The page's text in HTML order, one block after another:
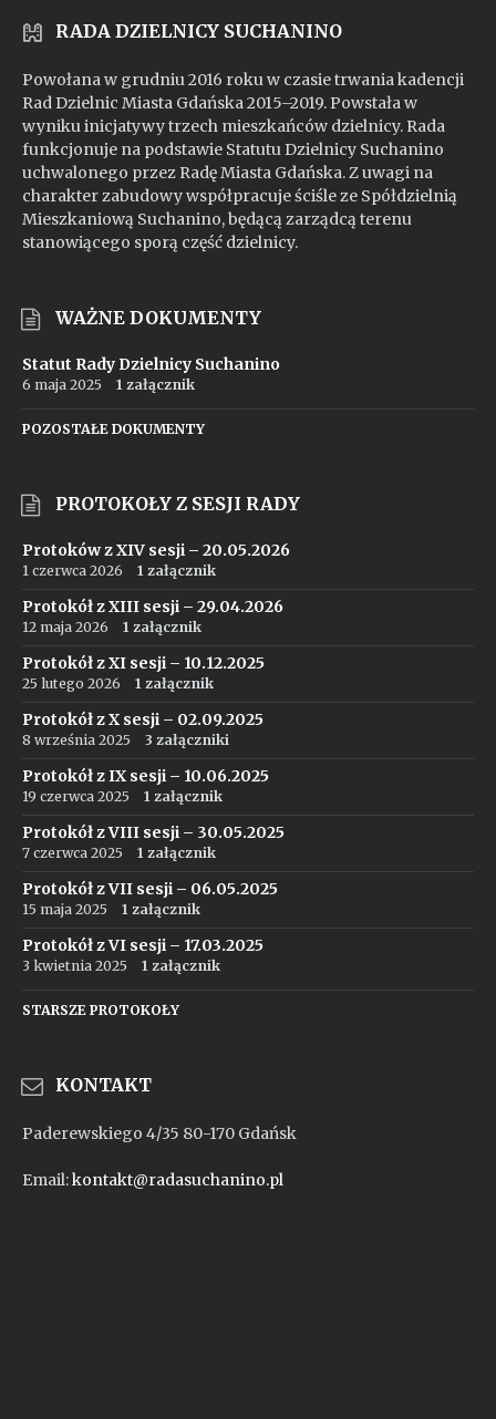
RADA DZIELNICY SUCHANINO
Powołana w grudniu 2016 roku w czasie trwania kadencji
Rad Dzielnic Miasta Gdańska 2015–2019. Powstała w
wyniku inicjatywy trzech mieszkańców dzielnicy. Rada
funkcjonuje na podstawie Statutu Dzielnicy Suchanino
uchwalonego przez Radę Miasta Gdańska. Z uwagi na
charakter zabudowy współpracuje ściśle ze Spółdzielnią
Mieszkaniową Suchanino, będącą zarządcą terenu
stanowiącego sporą część dzielnicy.
WAŻNE DOKUMENTY
Statut Rady Dzielnicy Suchanino
6 maja 2025 1 załącznik
POZOSTAŁE DOKUMENTY
PROTOKOŁY Z SESJI RADY
Protoków z XIV sesji – 20.05.2026
1 czerwca 2026 1 załącznik
Protokół z XIII sesji – 29.04.2026
12 maja 2026 1 załącznik
Protokół z XI sesji – 10.12.2025
25 lutego 2026 1 załącznik
Protokół z X sesji – 02.09.2025
8 września 2025 3 załączniki
Protokół z IX sesji – 10.06.2025
19 czerwca 2025 1 załącznik
Protokół z VIII sesji – 30.05.2025
7 czerwca 2025 1 załącznik
Protokół z VII sesji – 06.05.2025
15 maja 2025 1 załącznik
Protokół z VI sesji – 17.03.2025
3 kwietnia 2025 1 załącznik
STARSZE PROTOKOŁY
KONTAKT
Paderewskiego 4/35 80-170 Gdańsk
Email:kontakt@radasuchanino.pl